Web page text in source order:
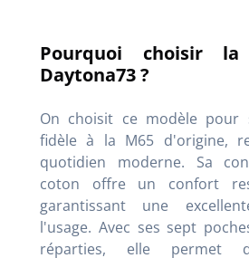
Pourquoi choisir
Daytona73 ?
On choisit ce modèle pour
fidèle à la M65 d'origine,
quotidien moderne. Sa
coton offre un confort
garantissant une
l'usage. Avec ses sept
réparties, elle permet